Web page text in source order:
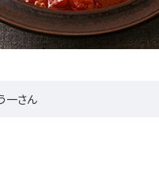
一さん